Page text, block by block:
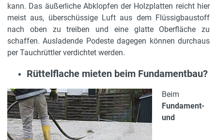
kann. Das äußerliche Abklopfen der Holzplatten reicht hier
meist aus, überschüssige Luft aus dem Flüssigbaustoff
nach oben zu treiben und eine glatte Oberfläche zu
schaffen. Ausladende Podeste dagegen können durchaus
per Tauchrüttler verdichtet werden.
Rüttelflache mieten beim Fundamentbau?
Beim
Fundament-
und